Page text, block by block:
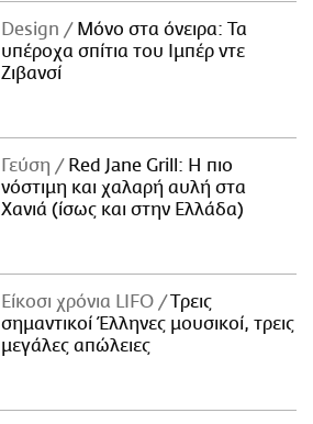
Design
Μόνο στα όνειρα: Τα
υπέροχα σπίτια του Ιμπέρ ντε
Ζιβανσί
Γεύση
Red Jane Grill: Η πιο
νόστιμη και χαλαρή αυλή στα
Χανιά (ίσως και στην Ελλάδα)
Είκοσι χρόνια LIFO
Tρεις
σημαντικοί Έλληνες μουσικοί, τρεις
μεγάλες απώλειες